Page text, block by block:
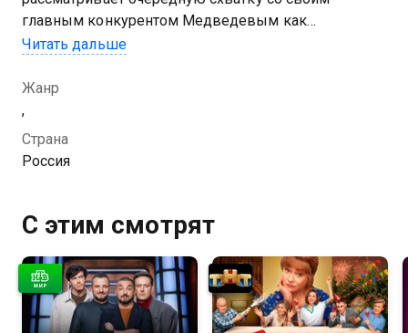
главным конкурентом Медведевым как
последнюю возможность поквитаться за прошлые
цинично и бескомпромиссно…
Посмотреть онлайн 10 сезон сериала Солдаты 10
вы можете совершенно бесплатно в хорошем HD
Читать дальше
Жанр
,
Страна
Россия
С этим смотрят